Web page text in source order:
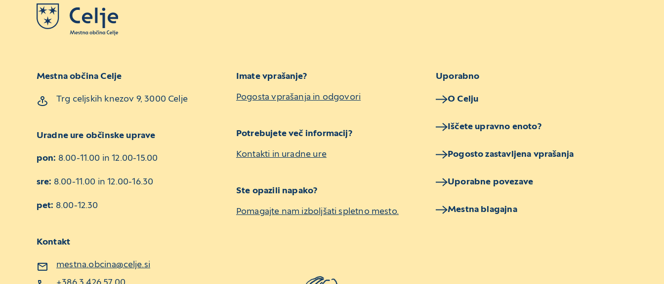
Mestna občina Celje
Trg celjskih knezov 9, 3000 Celje
Uradne ure občinske uprave
pon: 8.00-11.00 in 12.00-15.00
sre: 8.00-11.00 in 12.00-16.30
pet: 8.00-12.30
Kontakt
mestna.obcina@celje.si
Imate vprašanje?
Pogosta vprašanja in odgovori
Potrebujete več informacij?
Kontakti in uradne ure
Ste opazili napako?
Pomagajte nam izboljšati spletno mesto.
Uporabno
O Celju
Iščete upravno enoto?
Pogosto zastavljena vprašanja
Uporabne povezave
Mestna blagajna